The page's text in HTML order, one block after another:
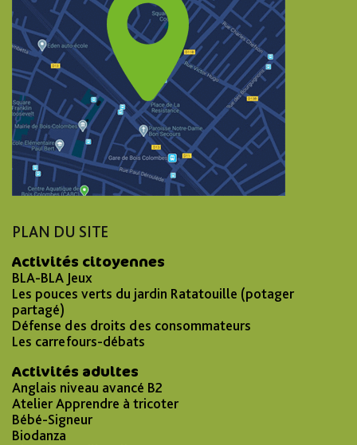
PLAN DU SITE
Activités citoyennes
BLA-BLA Jeux
Les pouces verts du jardin Ratatouille (potager
partagé)
Défense des droits des consommateurs
Les carrefours-débats
Activités adultes
Anglais niveau avancé B2
Atelier Apprendre à tricoter
Bébé-Signeur
Biodanza